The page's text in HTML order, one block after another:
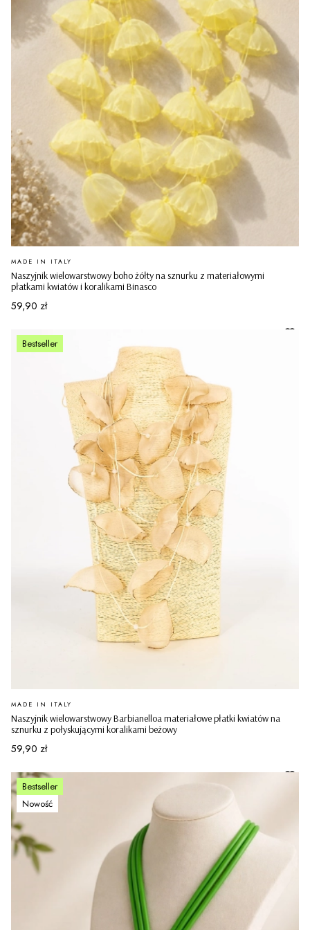
Naszyjnik wielowarstwowy boho żółty na sznurku z materiałowymi
płatkami kwiatów i koralikami Binasco
PRODUCENT
MADE IN ITALY
Cena
59,90 zł
Bestseller
Naszyjnik wielowarstwowy Barbianelloa materiałowe płatki kwiatów na
sznurku z połyskującymi koralikami beżowy
PRODUCENT
MADE IN ITALY
Cena
59,90 zł
Bestseller
Nowość